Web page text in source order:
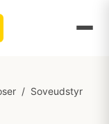
/ Soveudstyr